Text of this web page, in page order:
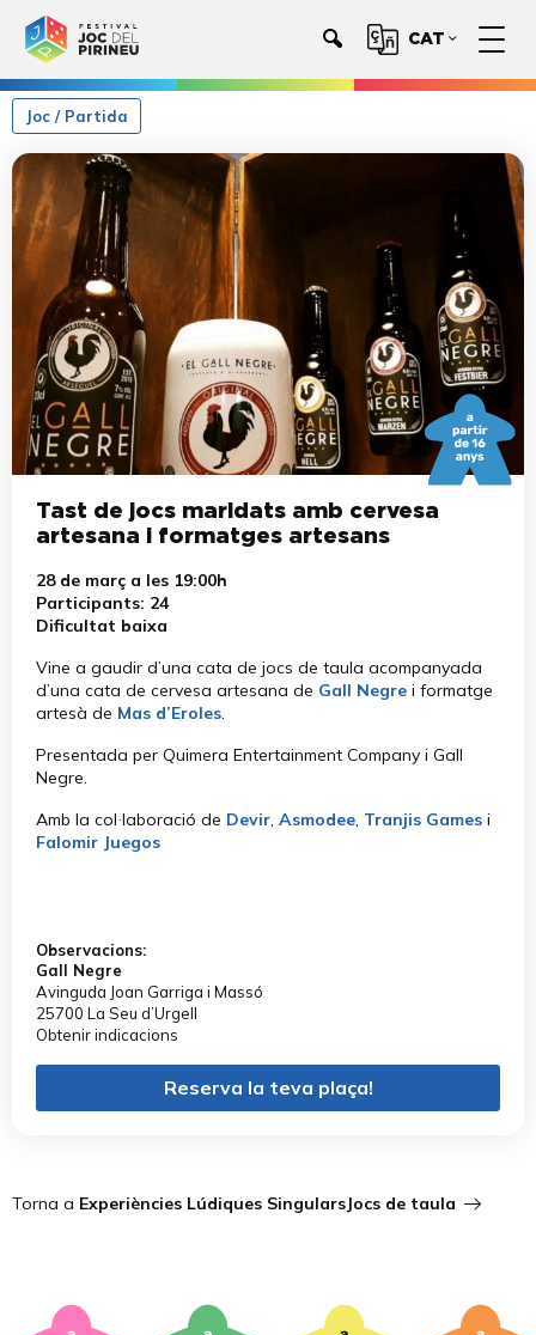
CAT
Joc / Partida
Tast de jocs maridats amb cervesa
artesana i formatges artesans
28 de març a les 19:00h
Participants: 24
Dificultat baixa
Vine a gaudir d’una cata de jocs de taula acompanyada
d’una cata de cervesa artesana de Gall Negre i formatge
artesà de Mas d’Eroles.
Presentada per Quimera Entertainment Company i Gall
Negre.
Amb la col·laboració de Devir, Asmodee, Tranjis Games i
Falomir Juegos
Observacions:
Gall Negre
Avinguda Joan Garriga i Massó
25700 La Seu d’Urgell
Obtenir indicacions
Reserva la teva plaça!
Torna a Experiències Lúdiques SingularsJocs de taula